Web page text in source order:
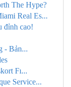
The Hype?
Real Es...
đỉnh cao!
- Bản...
Fı...
Service...